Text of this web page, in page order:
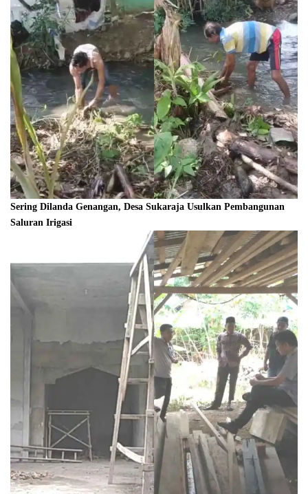
Sering Dilanda Genangan, Desa Sukaraja Usulkan Pembangunan
Saluran Irigasi